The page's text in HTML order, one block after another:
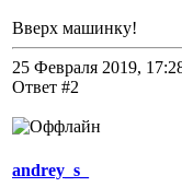
Вверх машинку!
25 Февраля 2019,
Ответ #2
andrey_s_